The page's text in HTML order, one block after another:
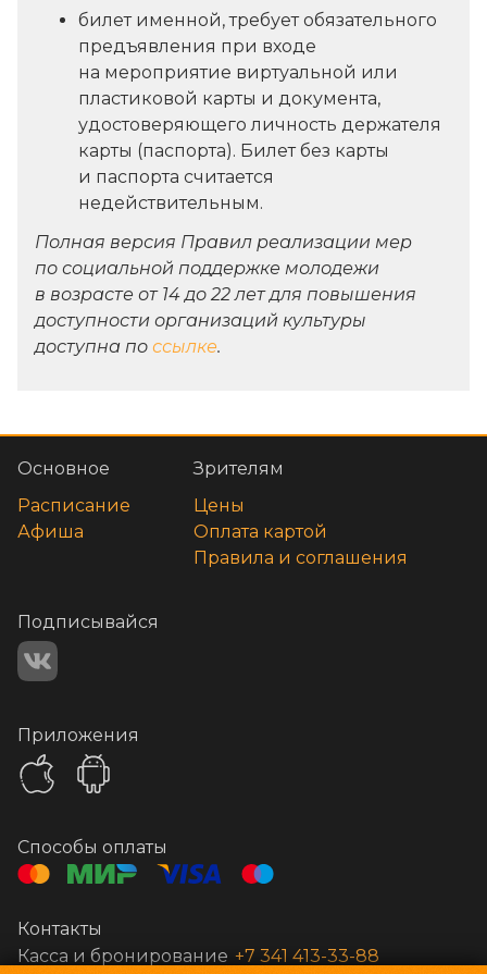
билет именной, требует обязательного
предъявления при входе
на мероприятие виртуальной или
пластиковой карты и документа,
удостоверяющего личность держателя
карты (паспорта). Билет без карты
и паспорта считается
недействительным.
Полная версия Правил реализации мер
по социальной поддержке молодежи
в возрасте от 14 до 22 лет для повышения
доступности организаций культуры
доступна по ссылке.
Основное
Расписание
Афиша
Зрителям
Цены
Оплата картой
Правила и соглашения
Подписывайся
Приложения
Способы оплаты
Контакты
Касса и бронирование +7 341 413-33-88